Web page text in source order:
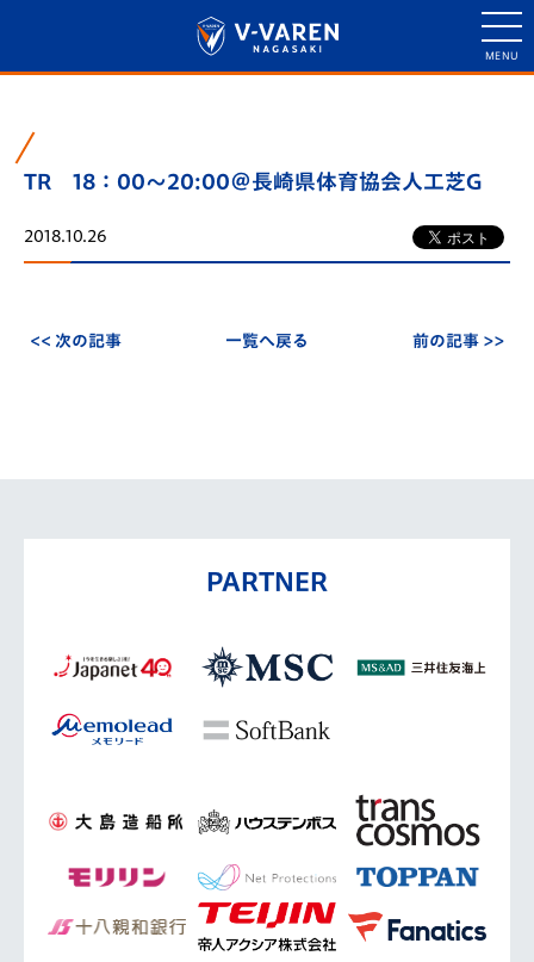
TR 18：00～20:00＠長崎県体育協会人工芝G
2018.10.26
<< 次の記事 一覧へ戻る 前の記事 >>
PARTNER